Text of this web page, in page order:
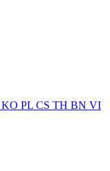
KO PL CS TH BN VI